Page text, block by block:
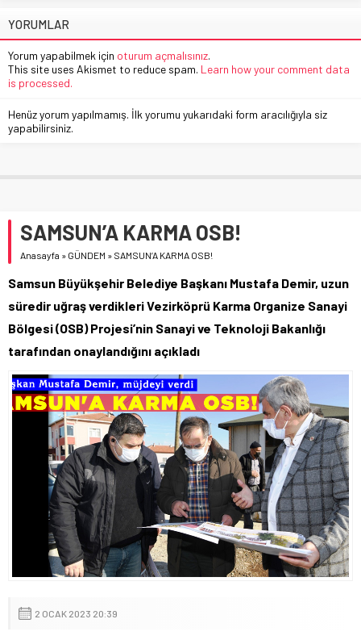
YORUMLAR
Yorum yapabilmek için oturum açmalısınız.
This site uses Akismet to reduce spam. Learn how your comment data
is processed.
Henüz yorum yapılmamış. İlk yorumu yukarıdaki form aracılığıyla siz
yapabilirsiniz.
SAMSUN’A KARMA OSB!
Anasayfa » GÜNDEM » SAMSUN’A KARMA OSB!
Samsun Büyükşehir Belediye Başkanı Mustafa Demir, uzun
süredir uğraş verdikleri Vezirköprü Karma Organize Sanayi
Bölgesi (OSB) Projesi’nin Sanayi ve Teknoloji Bakanlığı
tarafından onaylandığını açıkladı
2 OCAK 2023 20:39